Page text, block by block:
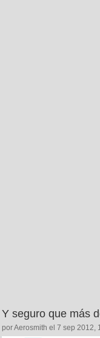
Y seguro que más
por Aerosmith el 7 sep 2012,